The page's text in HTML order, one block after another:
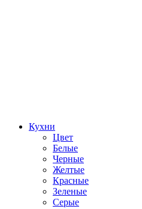
Кухни
Цвет
Белые
Черные
Желтые
Красные
Зеленые
Серые